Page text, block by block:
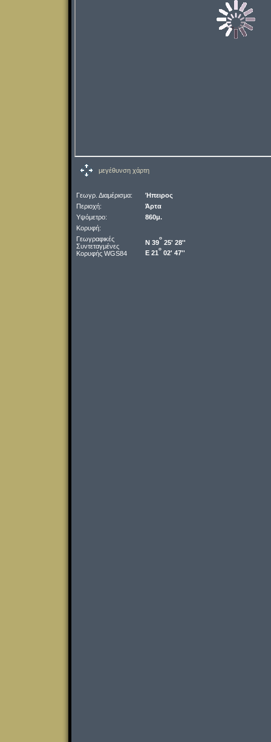
μεγέθυνση χάρτη
Γεωγρ. Διαμέρισμα:
Ήπειρος
Περιοχή:
Άρτα
Υψόμετρο:
860μ.
Κορυφή:
Γεωγραφικές
Συντεταγμένες
Κορυφής WGS84
Ν 39
o
25' 28''
Ε 21
o
02' 47''